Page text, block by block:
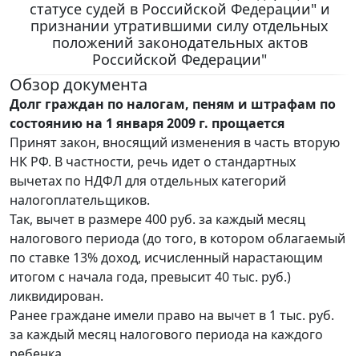
статусе судей в Российской Федерации" и
признании утратившими силу отдельных
положений законодательных актов
Российской Федерации"
Обзор документа
Долг граждан по налогам, пеням и штрафам по
состоянию на 1 января 2009 г. прощается
Принят закон, вносящий изменения в часть вторую
НК РФ. В частности, речь идет о стандартных
вычетах по НДФЛ для отдельных категорий
налогоплательщиков.
Так, вычет в размере 400 руб. за каждый месяц
налогового периода (до того, в котором облагаемый
по ставке 13% доход, исчисленный нарастающим
итогом с начала года, превысит 40 тыс. руб.)
ликвидирован.
Ранее граждане имели право на вычет в 1 тыс. руб.
за каждый месяц налогового периода на каждого